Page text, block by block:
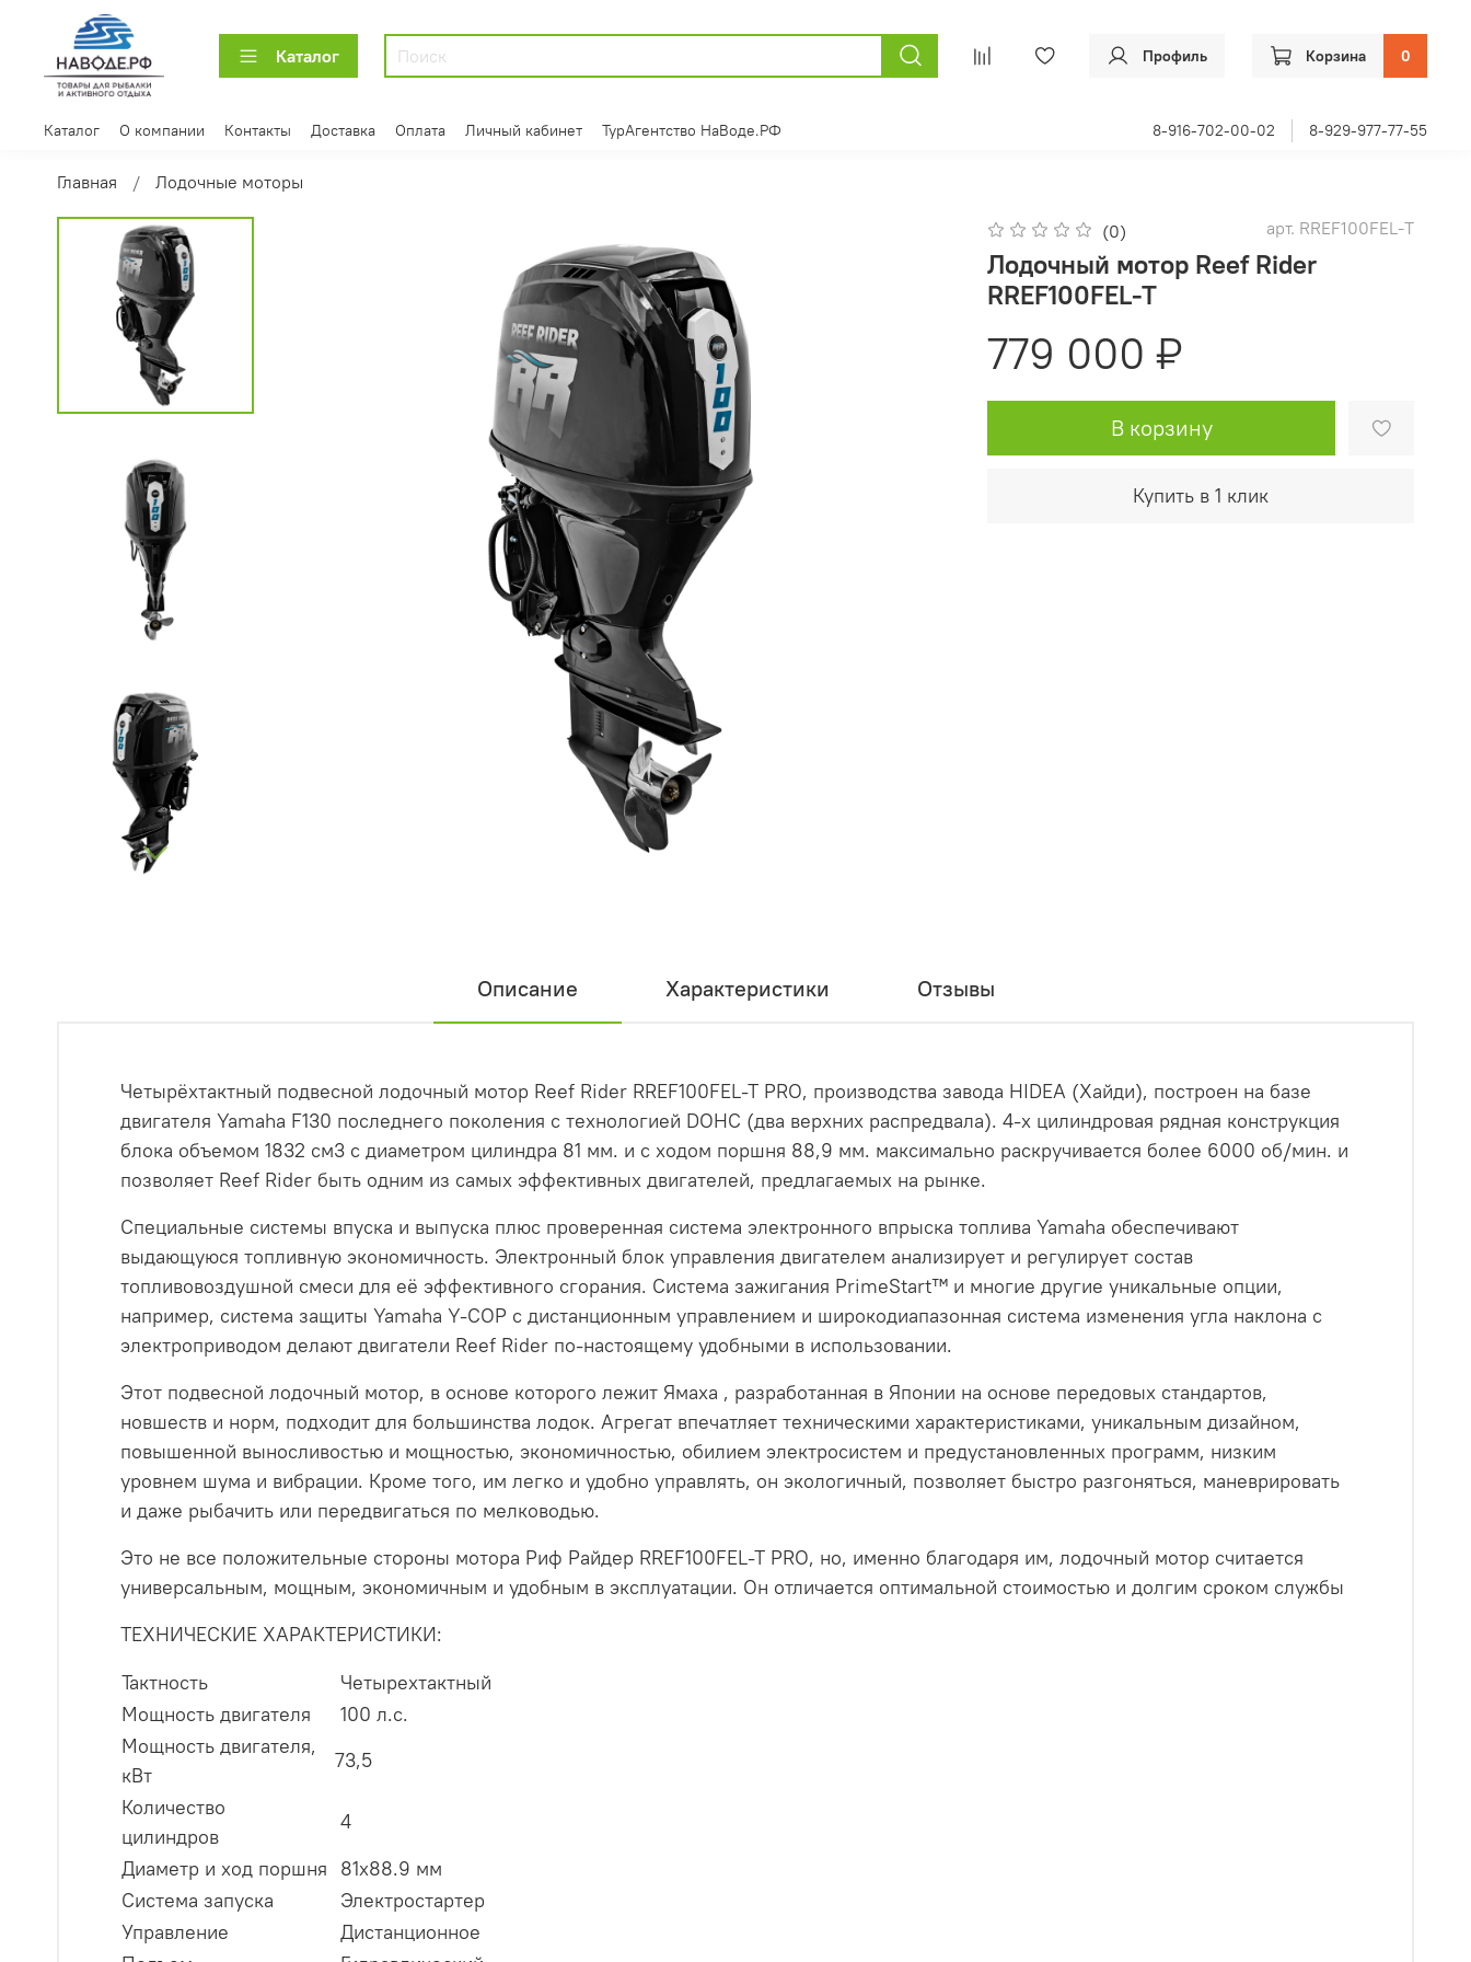
Каталог Профиль Корзина 0
Каталог О компании Контакты Доставка Оплата Личный кабинет ТурАгентство НаВоде.РФ 8-916-702-00-02 8-929-977-77-55
Главная Лодочные моторы
(0) арт. RREF100FEL-T
Лодочный мотор Reef Rider
RREF100FEL-T
779 000 ₽
В корзину
Купить в 1 клик
Описание Характеристики Отзывы
Четырёхтактный подвесной лодочный мотор Reef Rider RREF100FEL-T PRO, производства завода HIDEA (Хайди), построен на базе
двигателя Yamaha F130 последнего поколения с технологией DOHC (два верхних распредвала). 4-х цилиндровая рядная конструкция
блока объемом 1832 см3 с диаметром цилиндра 81 мм. и с ходом поршня 88,9 мм. максимально раскручивается более 6000 об/мин. и
позволяет Reef Rider быть одним из самых эффективных двигателей, предлагаемых на рынке.
Специальные системы впуска и выпуска плюс проверенная система электронного впрыска топлива Yamaha обеспечивают
выдающуюся топливную экономичность. Электронный блок управления двигателем анализирует и регулирует состав
топливовоздушной смеси для её эффективного сгорания. Система зажигания PrimeStart™ и многие другие уникальные опции,
например, система защиты Yamaha Y-COP с дистанционным управлением и широкодиапазонная система изменения угла наклона с
электроприводом делают двигатели Reef Rider по-настоящему удобными в использовании.
Этот подвесной лодочный мотор, в основе которого лежит Ямаха , разработанная в Японии на основе передовых стандартов,
новшеств и норм, подходит для большинства лодок. Агрегат впечатляет техническими характеристиками, уникальным дизайном,
повышенной выносливостью и мощностью, экономичностью, обилием электросистем и предустановленных программ, низким
уровнем шума и вибрации. Кроме того, им легко и удобно управлять, он экологичный, позволяет быстро разгоняться, маневрировать
и даже рыбачить или передвигаться по мелководью.
Это не все положительные стороны мотора Риф Райдер RREF100FEL-T PRO, но, именно благодаря им, лодочный мотор считается
универсальным, мощным, экономичным и удобным в эксплуатации. Он отличается оптимальной стоимостью и долгим сроком службы
ТЕХНИЧЕСКИЕ ХАРАКТЕРИСТИКИ:
Тактность
Четырехтактный
Мощность двигателя
100 л.с.
Мощность двигателя,
кВт
73,5
Количество
цилиндров
4
Диаметр и ход поршня
81х88.9 мм
Система запуска
Электростартер
Управление
Дистанционное